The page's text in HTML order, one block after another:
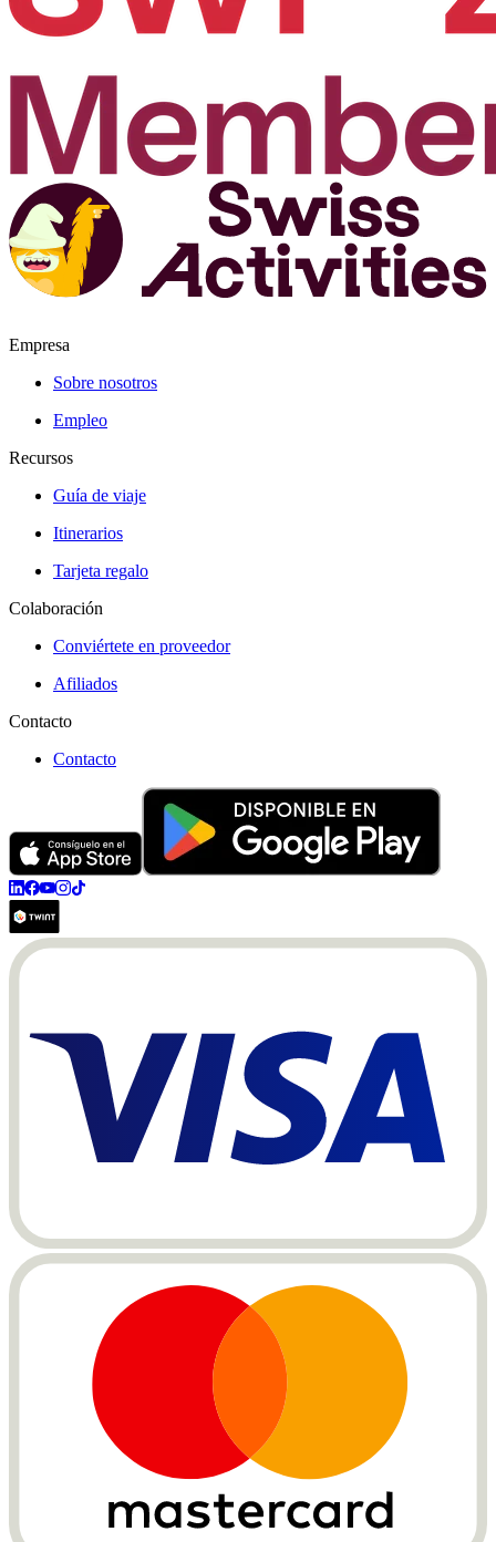
Empresa
Sobre nosotros
Empleo
Recursos
Guía de viaje
Itinerarios
Tarjeta regalo
Colaboración
Conviértete en proveedor
Afiliados
Contacto
Contacto